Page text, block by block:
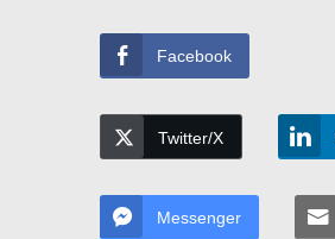
Facebook
Twitter/X
Messenger